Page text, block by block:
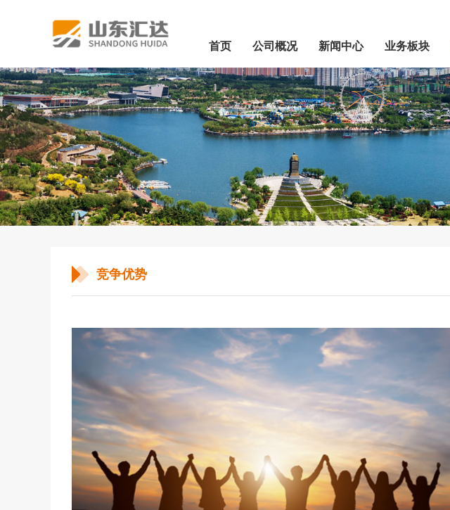
首页 公司概况 新闻中心 业务板块
竞争优势